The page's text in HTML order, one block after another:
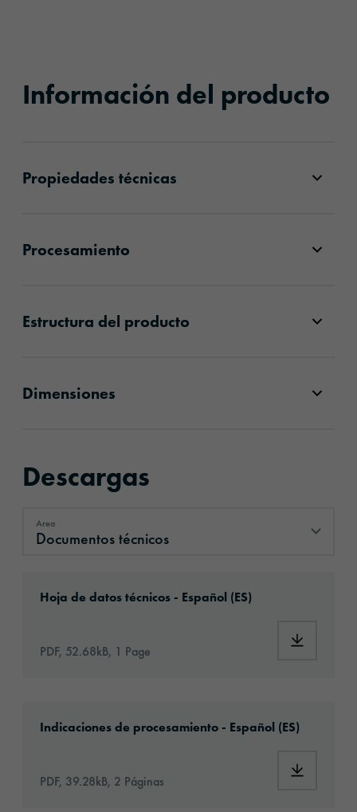
Información del producto
Propiedades técnicas
Procesamiento
Estructura del producto
Dimensiones
Descargas
Area
Documentos técnicos
Hoja de datos técnicos - Español (ES)
PDF, 52.68kB, 1 Page
Indicaciones de procesamiento - Español (ES)
PDF, 39.28kB, 2 Páginas